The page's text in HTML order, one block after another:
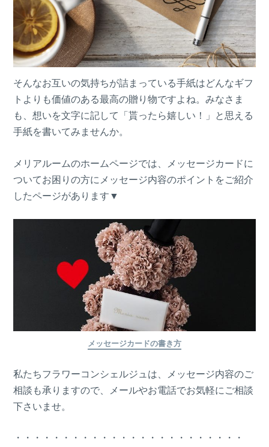
そんなお互いの気持ちが詰まっている手紙はどんなギフ
トよりも価値のある最高の贈り物ですよね。みなさま
も、想いを文字に記して「貰ったら嬉しい！」と思える
手紙を書いてみませんか。
メリアルームのホームページでは、メッセージカードに
ついてお困りの方にメッセージ内容のポイントをご紹介
したページがあります▼
メッセージカードの書き方
私たちフラワーコンシェルジュは、メッセージ内容のご
相談も承りますので、メールやお電話でお気軽にご相談
下さいませ。
・・・・・・・・・・・・・・・・・・・・・・・・